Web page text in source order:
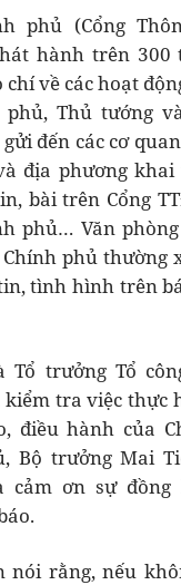
phủ (Cổng
hành trên 300
về các hoạt
Thủ tướng
đến các cơ
địa phương khai
bài trên Cổng
phủ… Văn
phủ thường
tình hình trên
Tổ trưởng Tổ
tra việc thực
điều hành của
Bộ trưởng Mai
cảm ơn sự đồng
nói rằng, nếu